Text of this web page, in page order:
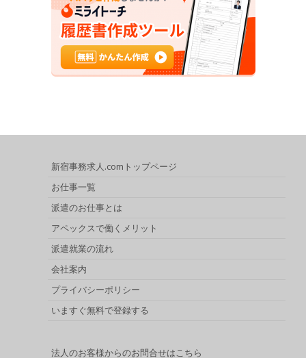
新宿事務求人.comトップページ
お仕事一覧
派遣のお仕事とは
アペックスで働くメリット
派遣就業の流れ
会社案内
プライバシーポリシー
いますぐ無料で登録する
法人のお客様からのお問合せはこちら